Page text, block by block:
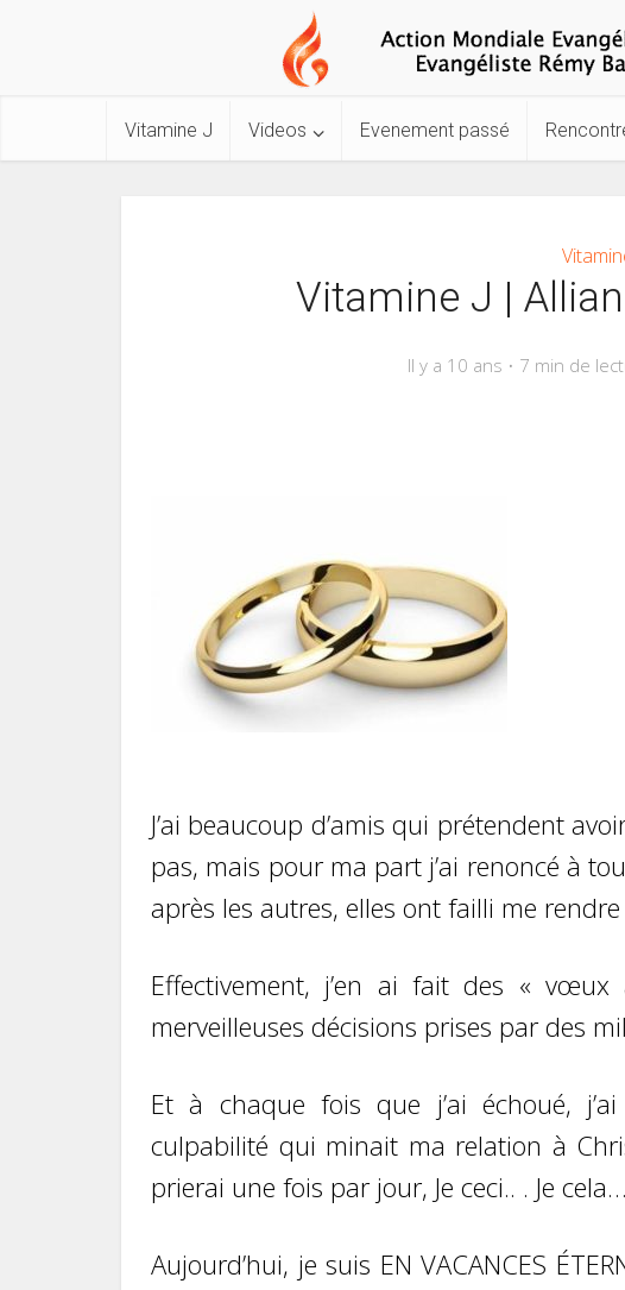
Vitamine J Videos Evenement passé
Vitamine J |
Il y a 10 ans 7 min de
J’ai beaucoup d’amis qui prétendent
pas, mais pour ma part j’ai renoncé à
après les autres, elles ont failli me
Effectivement, j’en ai fait des «
merveilleuses décisions prises par des
Et à chaque fois que j’ai échoué,
culpabilité qui minait ma relation à
prierai une fois par jour, Je ceci.. . Je
Aujourd’hui, je suis EN VACANCES